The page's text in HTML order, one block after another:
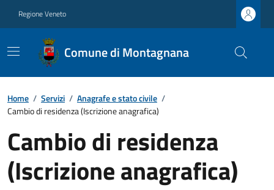
Regione Veneto
Comune di Montagnana
Home / Servizi / Anagrafe e stato civile /
Cambio di residenza (Iscrizione anagrafica)
Cambio di residenza
(Iscrizione anagrafica)